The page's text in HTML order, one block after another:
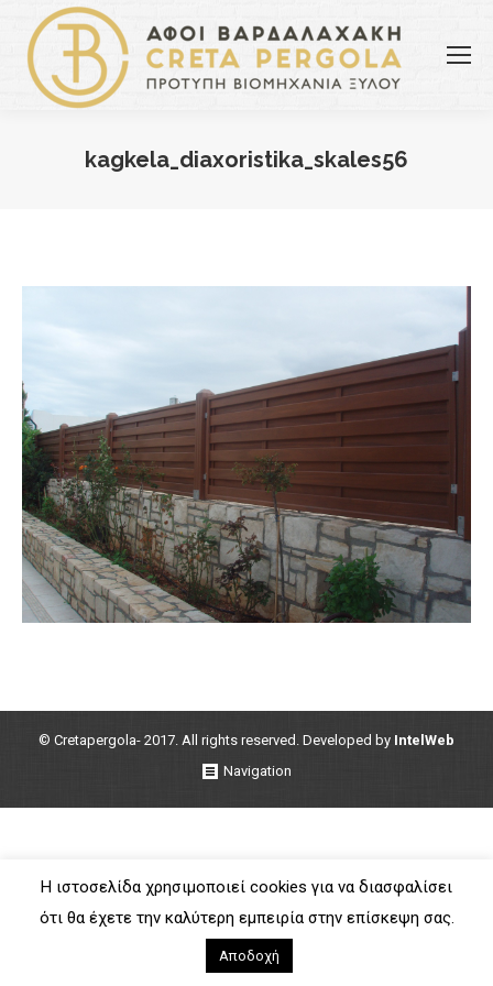
kagkela_diaxoristika_skales56
© Cretapergola- 2017. All rights reserved. Developed by IntelWeb
Navigation
Η ιστοσελίδα χρησιμοποιεί cookies για να διασφαλίσει
ότι θα έχετε την καλύτερη εμπειρία στην επίσκεψη σας.
Αποδοχή